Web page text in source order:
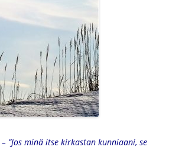
– ”Jos minä itse kirkastan kunniaani, se